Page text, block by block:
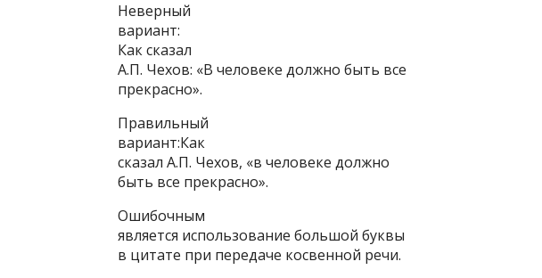
Неверный
вариант:
Как сказал
А.П. Чехов: «В человеке должно быть все
прекрасно».
Правильный
вариант:Как
сказал А.П. Чехов, «в человеке должно
быть все прекрасно».
Ошибочным
является использование большой буквы
в цитате при передаче косвенной речи.